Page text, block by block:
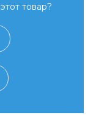
товар?